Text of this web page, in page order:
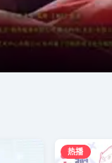
热播